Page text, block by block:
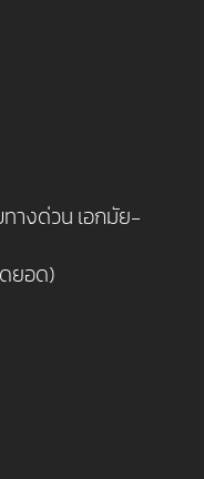
ทางด่วน เอกมัย-
ยอด)